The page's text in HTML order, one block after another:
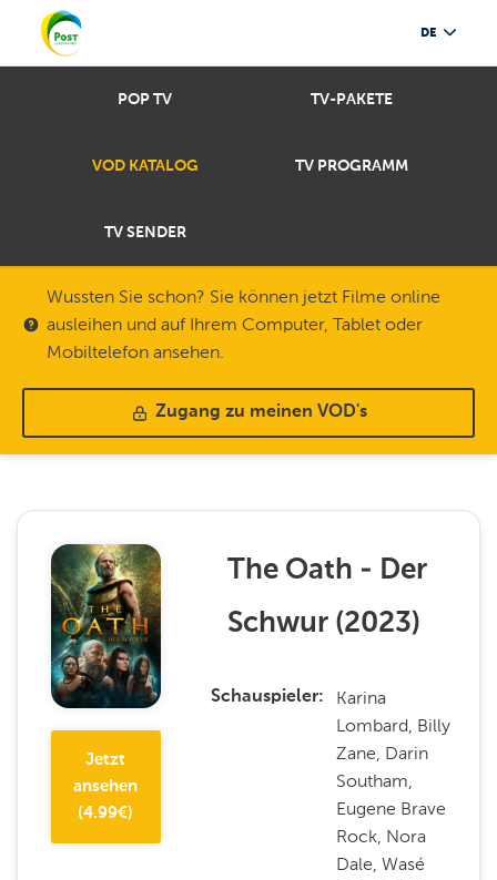
DE
POP TV TV-PAKETE
VOD KATALOG TV PROGRAMM
TV SENDER
Wussten Sie schon? Sie können jetzt Filme online
ausleihen und auf Ihrem Computer, Tablet oder
Mobiltelefon ansehen.
Zugang zu meinen VOD's
Jetzt
ansehen
(4.99€)
The Oath - Der
Schwur (2023)
Schauspieler
Karina
Lombard, Billy
Zane, Darin
Southam,
Eugene Brave
Rock, Nora
Dale, Wasé